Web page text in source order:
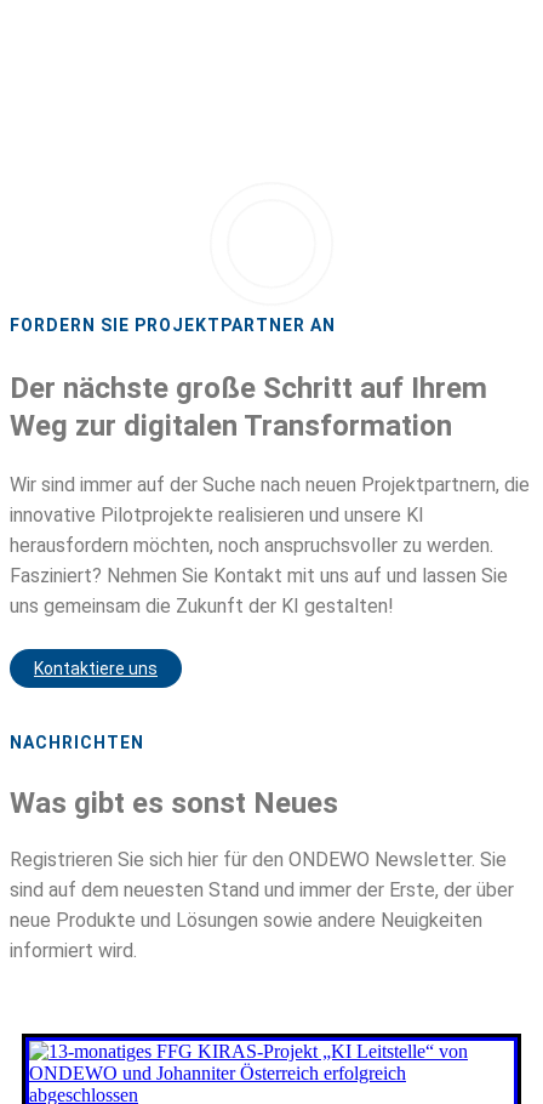
FORDERN SIE PROJEKTPARTNER AN
Der nächste große Schritt auf Ihrem
Weg zur digitalen Transformation
Wir sind immer auf der Suche nach neuen Projektpartnern, die
innovative Pilotprojekte realisieren und unsere KI
herausfordern möchten, noch anspruchsvoller zu werden.
Fasziniert? Nehmen Sie Kontakt mit uns auf und lassen Sie
uns gemeinsam die Zukunft der KI gestalten!
Kontaktiere uns
NACHRICHTEN
Was gibt es sonst Neues
Registrieren Sie sich hier für den ONDEWO Newsletter. Sie
sind auf dem neuesten Stand und immer der Erste, der über
neue Produkte und Lösungen sowie andere Neuigkeiten
informiert wird.